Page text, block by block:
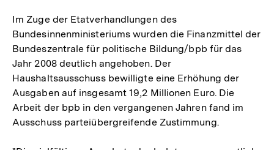
Im Zuge der Etatverhandlungen des
Bundesinnenministeriums wurden die Finanzmittel der
Bundeszentrale für politische Bildung/bpb für das
Jahr 2008 deutlich angehoben. Der
Haushaltsausschuss bewilligte eine Erhöhung der
Ausgaben auf insgesamt 19,2 Millionen Euro. Die
Arbeit der bpb in den vergangenen Jahren fand im
Ausschuss parteiübergreifende Zustimmung.